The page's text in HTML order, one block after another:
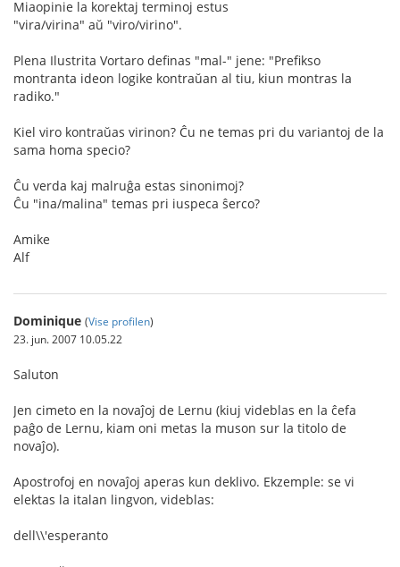
Miaopinie la korektaj terminoj estus
"vira/virina" aŭ "viro/virino".
Plena Ilustrita Vortaro definas "mal-" jene: "Prefikso
montranta ideon logike kontraŭan al tiu, kiun montras la
radiko."
Kiel viro kontraŭas virinon? Ĉu ne temas pri du variantoj de la
sama homa specio?
Ĉu verda kaj malruĝa estas sinonimoj?
Ĉu "ina/malina" temas pri iuspeca ŝerco?
Amike
Alf
Dominique (Vise profilen)
23. jun. 2007 10.05.22
Saluton
Jen cimeto en la novaĵoj de Lernu (kiuj videblas en la ĉefa
paĝo de Lernu, kiam oni metas la muson sur la titolo de
novaĵo).
Apostrofoj en novaĵoj aperas kun deklivo. Ekzemple: se vi
elektas la italan lingvon, videblas:
dell\\'esperanto